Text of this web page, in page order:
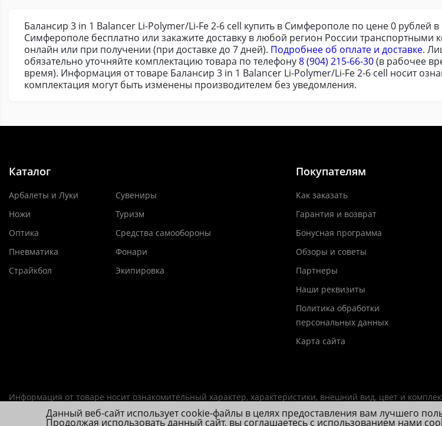
Балансир 3 in 1 Balancer Li-Polymer/Li-Fe 2-6 cell купить в Симферополе по цене 0 рублей
Симферополе бесплатно или закажите доставку в любой регион России
онлайн или при получении (при доставке до 7 дней). Подробнее об оплате и доставке.
обязательно уточняйте комплектацию товара по телефону8 (904) 215-66-30(в рабочее
время). Информация от товаре Балансир 3 in 1 Balancer Li-Polymer/Li-Fe 2-6 cell носит
комплектация могут быть изменены производителем без уведомления.
Каталог
Арбалеты и Луки
Ножи
Оптика
Пневматика
Страйкбол
Сувениры
Туризм
Средства самообороны
Фонари
Экипировка
Покупателям
Как заказать
Гарантия и возврат
Бонусная программа
Обзоры и советы
Партнеры
Наши реквизиты
Политика обработки
персональных данных
Карта сайта
Информация от товаре носит ознакомительный характер, характеристики, внешний вид, цвет и
ИП Фролова А. В., ОГРНИП 314784720200492
Данный веб-сайт использует cookie-файлы в целях предоставления вам лучшего
Продолжая использовать данный сайт, вы соглашаетесь с использованием нами